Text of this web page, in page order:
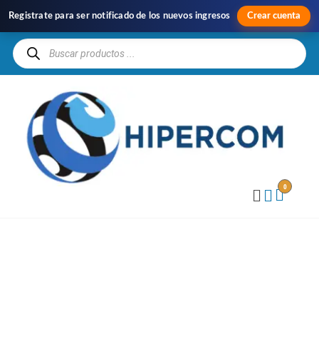
Registrate para ser notificado de los nuevos ingresos Crear cuenta
0